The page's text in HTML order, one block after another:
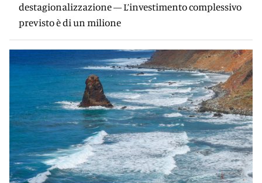
destagionalizzazione — L’investimento complessivo
previsto è di un milione